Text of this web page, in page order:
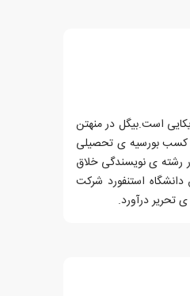
نویس آمریکایی است.بیگل در منهتن
و کسب بورسیه ی تحصیلی
رشته ی نویسندگی خلاق
استنفورد شرکت